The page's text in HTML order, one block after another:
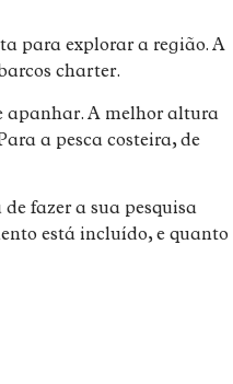
para explorar a região. A
charter.
apanhar. A melhor altura
a pesca costeira, de
fazer a sua pesquisa
está incluído, e quanto